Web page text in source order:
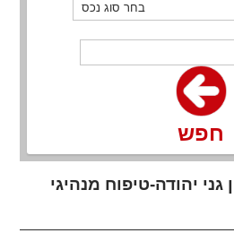
חפש
גני יהודה-טיפוח מנהיגי